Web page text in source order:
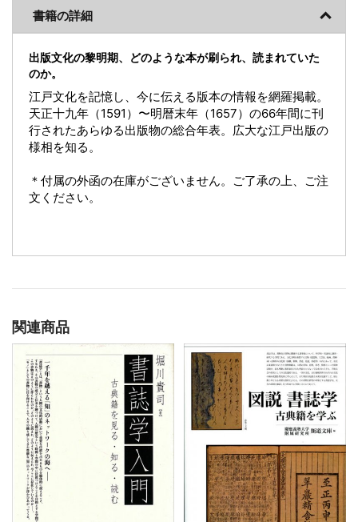
書籍の詳細
出版文化の黎明期、どのような本が刷られ、読まれていた
のか。
江戸文化を記憶し、今に伝える版本の情報を網羅掲載。
天正十九年（1591）〜明暦末年（1657）の66年間に刊
行されたあらゆる出版物の総合年表。広大な江戸出版の
様相を知る。
＊付属の外函の在庫がございません。ご了承の上、ご注
文ください。
関連商品